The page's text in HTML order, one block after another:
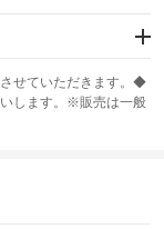
させていただきます。◆
します。※販売は一般